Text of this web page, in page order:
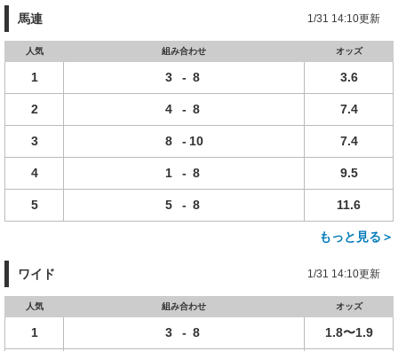
馬連 1/31 14:10更新
人気 組み合わせ オッズ
1 3 - 8 3.6
2 4 - 8 7.4
3 8 - 10 7.4
4 1 - 8 9.5
5 5 - 8 11.6
もっと見る＞
ワイド 1/31 14:10更新
人気 組み合わせ オッズ
1 3 - 8 1.8〜1.9